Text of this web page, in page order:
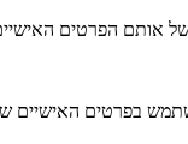
הפרטים האישיים
בפרטים